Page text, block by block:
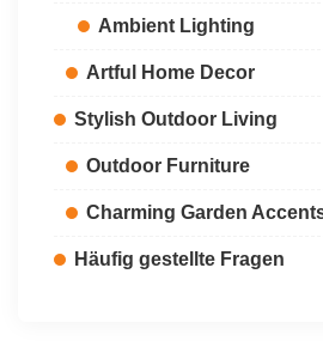
Ambient Lighting
Artful Home Decor
Stylish Outdoor Living
Outdoor Furniture
Charming Garden
Häufig gestellte Fragen